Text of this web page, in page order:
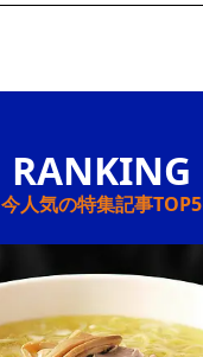
今人気の特集記事TOP5